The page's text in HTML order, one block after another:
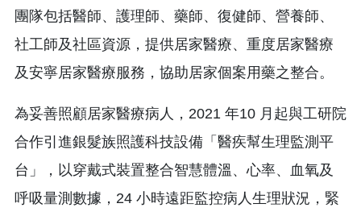
團隊包括醫師、護理師、藥師、復健師、營養師、
社工師及社區資源，提供居家醫療、重度居家醫療
及安寧居家醫療服務，協助居家個案用藥之整合。
為妥善照顧居家醫療病人，2021 年10 月起與工研院
合作引進銀髮族照護科技設備「醫疾幫生理監測平
台」，以穿戴式裝置整合智慧體溫、心率、血氧及
呼吸量測數據，24 小時遠距監控病人生理狀況，緊